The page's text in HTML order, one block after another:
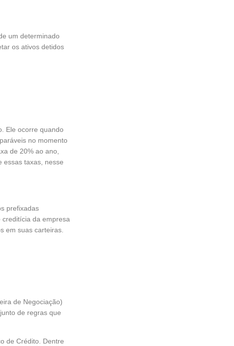
um determinado
os ativos detidos
Ele ocorre quando
no momento
de 20% ao ano,
essas taxas, nesse
prefixadas
creditícia da empresa
em suas carteiras.
de Negociação)
de regras que
de Crédito. Dentre